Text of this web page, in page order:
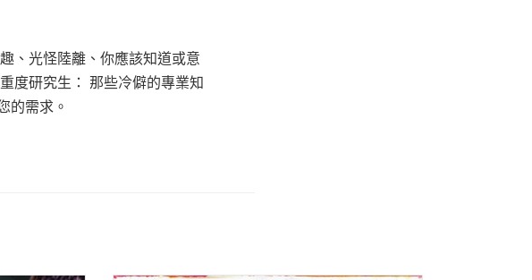
、光怪陸離、你應該知道或意
度研究生： 那些冷僻的專業知
的需求。